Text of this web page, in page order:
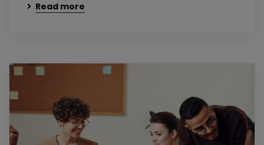
Read more